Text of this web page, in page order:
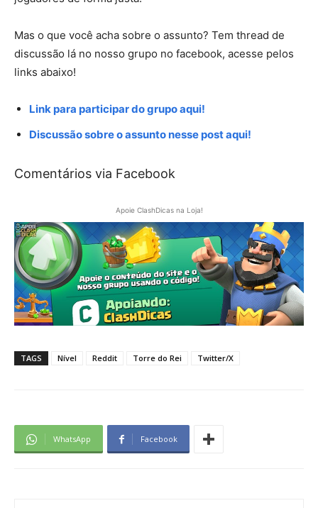
Mas o que você acha sobre o assunto? Tem thread de
discussão lá no nosso grupo no facebook, acesse pelos
links abaixo!
Link para participar do grupo aqui!
Discussão sobre o assunto nesse post aqui!
Comentários via Facebook
Apoie ClashDicas na Loja!
TAGS Nível Reddit Torre do Rei Twitter/X
WhatsApp Facebook